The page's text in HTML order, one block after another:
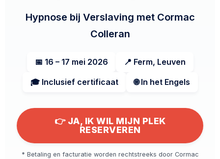
Hypnose bij Verslaving met Cormac
Colleran
📅 16 – 17 mei 2026 📍 Ferm, Leuven
🎓 Inclusief certificaat 🌐 In het Engels
👉 JA, IK WIL MIJN PLEK
RESERVEREN
* Betaling en facturatie worden rechtstreeks door Cormac